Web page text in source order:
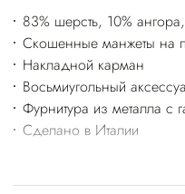
83% шерсть, 10%
Скошенные манжеты на
Накладной карман
Восьмиугольный
Фурнитура из металла с
Сделано в Италии